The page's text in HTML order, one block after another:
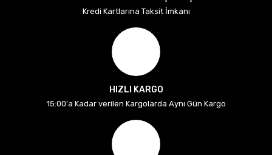
Kredi Kartlarına Taksit İmkanı
HIZLI KARGO
15:00'a Kadar verilen Kargolarda Aynı Gün Kargo